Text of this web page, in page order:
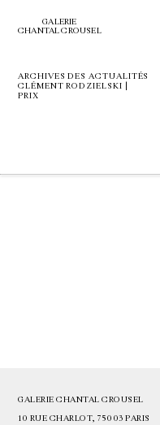
GALERIE
CHANTAL CROUSEL
ARCHIVES DES ACTUALITÉS
CLÉMENT RODZIELSKI |
PRIX
GALERIE CHANTAL CROUSEL
10 RUE CHARLOT, 75003 PARIS